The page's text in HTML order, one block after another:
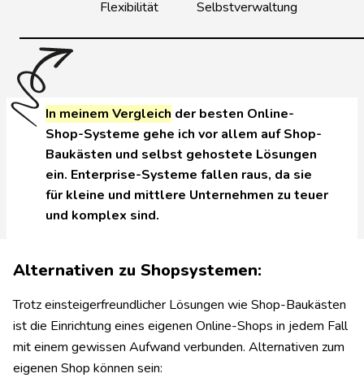
Flexibilität Selbstverwaltung
In meinem Vergleich der besten Online-
Shop-Systeme gehe ich vor allem auf Shop-
Baukästen und selbst gehostete Lösungen
ein. Enterprise-Systeme fallen raus, da sie
für kleine und mittlere Unternehmen zu teuer
und komplex sind.
Alternativen zu Shopsystemen:
Trotz einsteigerfreundlicher Lösungen wie Shop-Baukästen
ist die Einrichtung eines eigenen Online-Shops in jedem Fall
mit einem gewissen Aufwand verbunden. Alternativen zum
eigenen Shop können sein: